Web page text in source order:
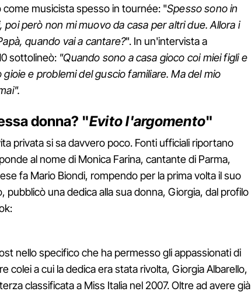
musicista spesso in tournée: "Spesso sono in
però non mi muovo da casa per altri due. Allora i
quando vai a cantare?". In un'intervista a
sottolineò: "Quando sono a casa gioco coi miei figli e
e problemi del guscio familiare. Ma del mio
donna? "Evito l'argomento"
privata si sa davvero poco. Fonti ufficiali riportano
al nome di Monica Farina, cantante di Parma,
fa Mario Biondi, rompendo per la prima volta il suo
pubblicò una dedica alla sua donna, Giorgia, dal profilo
nello specifico che ha permesso gli appassionati di
colei a cui la dedica era stata rivolta, Giorgia Albarello,
classificata a Miss Italia nel 2007.Oltre ad avere già